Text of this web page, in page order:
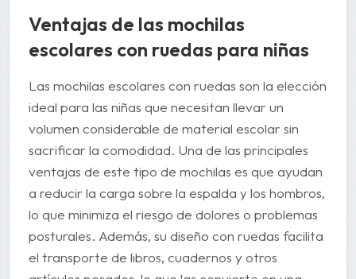
Ventajas de las mochilas
escolares con ruedas para niñas
Las mochilas escolares con ruedas son la elección
ideal para las niñas que necesitan llevar un
volumen considerable de material escolar sin
sacrificar la comodidad. Una de las principales
ventajas de este tipo de mochilas es que ayudan
a reducir la carga sobre la espalda y los hombros,
lo que minimiza el riesgo de dolores o problemas
posturales. Además, su diseño con ruedas facilita
el transporte de libros, cuadernos y otros